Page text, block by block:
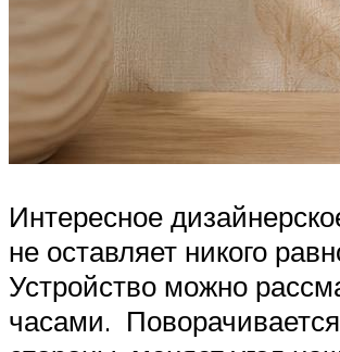
Интересное
не оставляет никого
Устройство можно
часами.